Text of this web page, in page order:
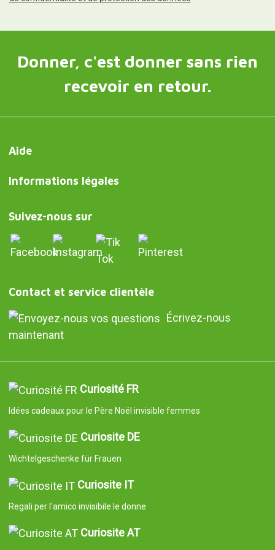
Donner, c'est donner sans rien
recevoir en retour.
Aide
Informations légales
Suivez-nous sur
Contact et service clientèle
Écrivez-nous
maintenant
Curiosité FR
Idées cadeaux pour le Père Noël invisible femmes
Curiosite DE
Wichtelgeschenke für Frauen
Curiosite IT
Regali per l'amico invisibile le donne
Curiosite AT